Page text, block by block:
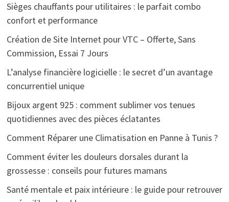
Sièges chauffants pour utilitaires : le parfait combo
confort et performance
Création de Site Internet pour VTC – Offerte, Sans
Commission, Essai 7 Jours
L’analyse financière logicielle : le secret d’un avantage
concurrentiel unique
Bijoux argent 925 : comment sublimer vos tenues
quotidiennes avec des pièces éclatantes
Comment Réparer une Climatisation en Panne à Tunis ?
Comment éviter les douleurs dorsales durant la
grossesse : conseils pour futures mamans
Santé mentale et paix intérieure : le guide pour retrouver